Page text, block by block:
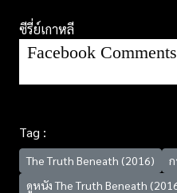
ซีรี่ย์เกาหลี
Facebook Comments
Tag :
The Truth Beneath (2016) ก
ดูหนัง The Truth Beneath